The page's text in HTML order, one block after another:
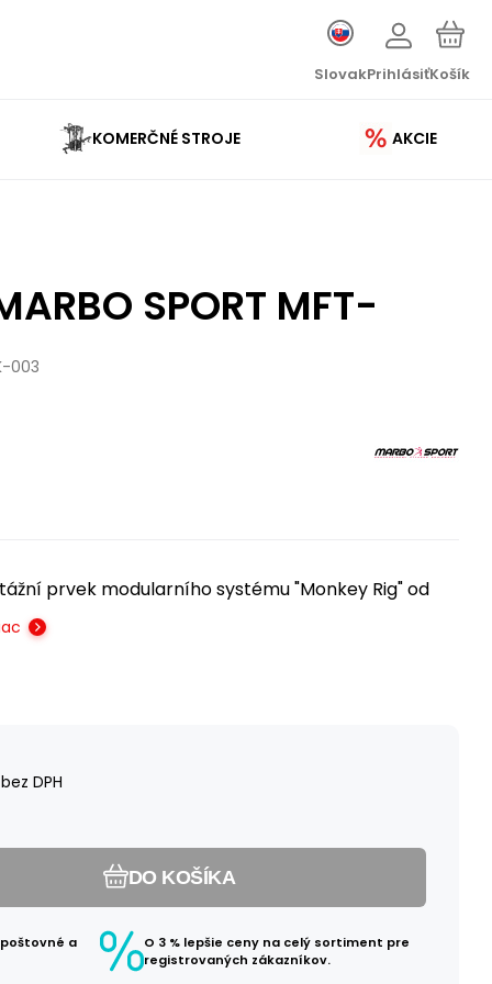
SlovakPrihlásiťKošík
KOMERČNÉ STROJE AKCIE
SPORT MFT-
003
prvek modularního systému "Monkey Rig" od
bez DPH
DO KOŠÍKA
a
O 3 % lepšie ceny na celý sortiment pre
registrovaných zákazníkov.